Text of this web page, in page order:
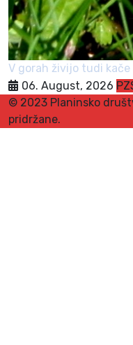
V gorah živijo tudi kače
06. August, 2026
© 2023 Planinsko
pridržane.